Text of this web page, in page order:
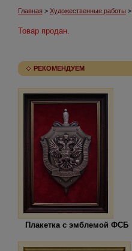
Главная > Художественные работы >
Товар продан.
РЕКОМЕНДУЕМ
Плакетка с эмблемой ФСБ